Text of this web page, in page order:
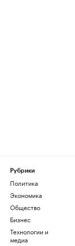
Рубрики
Политика
Экономика
Общество
Бизнес
Технологии и
медиа